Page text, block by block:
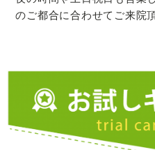
のご都合に合わせてご来院